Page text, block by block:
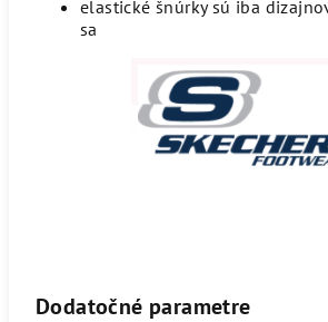
elastické šnúrky sú iba
sa
Dodatočné parametre